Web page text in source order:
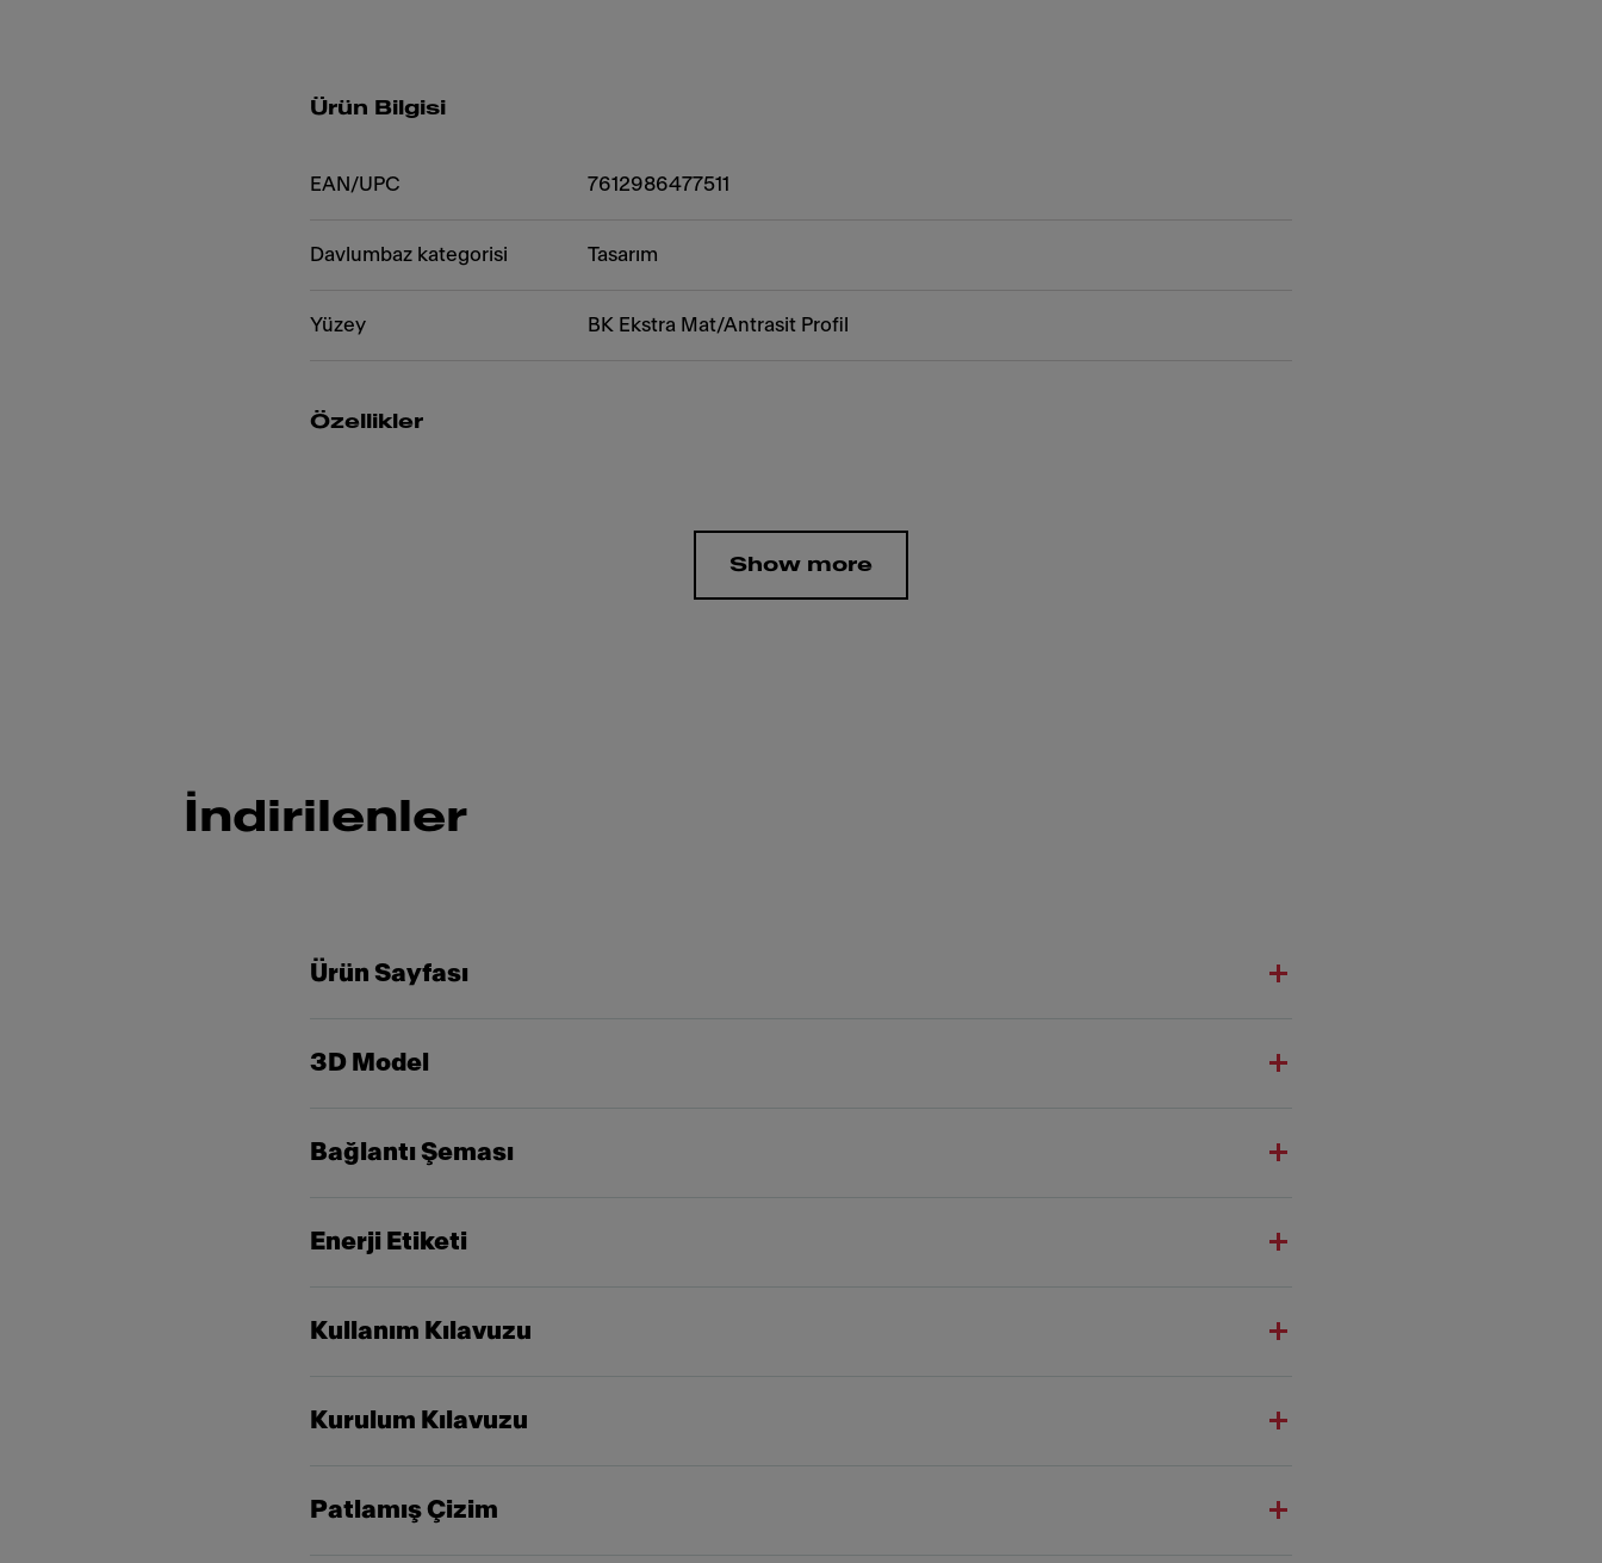
Ürün Bilgisi
EAN/UPC 7612986477511
Davlumbaz kategorisi Tasarım
Yüzey BK Ekstra Mat/Antrasit Profil
Özellikler
Show more
İndirilenler
Ürün Sayfası
3D Model
Bağlantı Şeması
Enerji Etiketi
Kullanım Kılavuzu
Kurulum Kılavuzu
Patlamış Çizim